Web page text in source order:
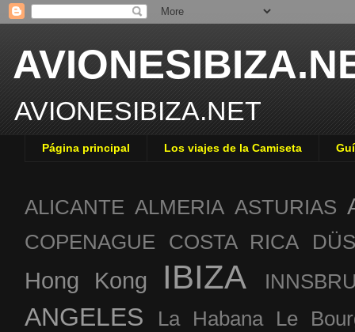
AVIONESIBIZA.NET
Página principal Los viajes de la Camiseta
ALICANTE ALMERIA ASTURIAS
COPENAGUE COSTA RICA
Hong Kong IBIZA
ANGELES La Habana Le